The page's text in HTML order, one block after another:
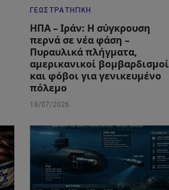
ΓΕΩΣΤΡΑΤΗΓΙΚΉ
ΗΠΑ – Ιράν: Η σύγκρουση
περνά σε νέα φάση –
Πυραυλικά πλήγματα,
αμερικανικοί βομβαρδισμοί
και φόβοι για γενικευμένο
πόλεμο
18/07/2026